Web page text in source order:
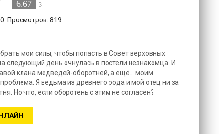
6.67 3
Просмотров: 819
мои силы, чтобы попасть в Совет верховных
следующий день очнулась в постели незнакомца. И
клана медведей-оборотней, а ещё… моим
Я ведьма из древнего рода и мой отец ни за
Но что, если оборотень с этим не согласен?